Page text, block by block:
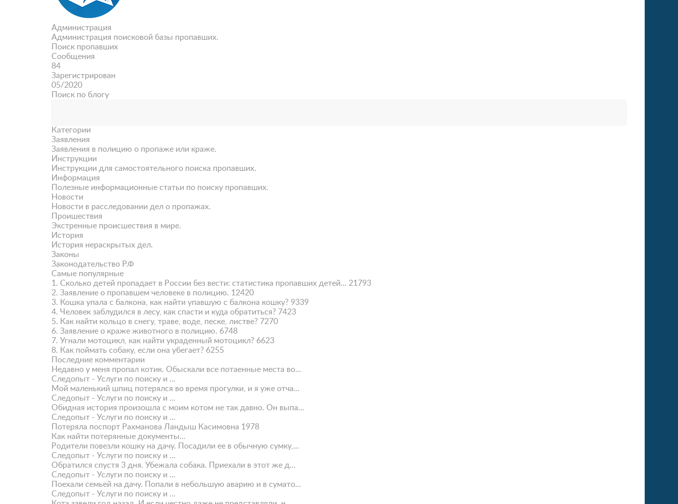
Администрация
Администрация поисковой базы пропавших.
Поиск пропавших
Сообщения
84
Зарегистрирован
05/2020
Поиск по блогу
Категории
Заявления
Заявления в полицию о пропаже или краже.
Инструкции
Инструкции для самостоятельного поиска пропавших.
Информация
Полезные информационные статьи по поиску пропавших.
Новости
Новости в расследовании дел о пропажах.
Проишествия
Экстренные происшествия в мире.
История
История нераскрытых дел.
Законы
Законодательство Р.Ф
Самые популярные
1. Сколько детей пропадает в России без вести: статистика пропавших детей... 21793
2. Заявление о пропавшем человеке в полицию. 12420
3. Кошка упала с балкона, как найти упавшую с балкона кошку? 9339
4. Человек заблудился в лесу, как спасти и куда обратиться? 7423
5. Как найти кольцо в снегу, траве, воде, песке, листве? 7270
6. Заявление о краже животного в полицию. 6748
7. Угнали мотоцикл, как найти украденный мотоцикл? 6623
8. Как поймать собаку, если она убегает? 6255
Последние комментарии
Недавно у меня пропал котик. Обыскали все потаенные места во...
Следопыт - Услуги по поиску и ...
Мой маленький шпиц потерялся во время прогулки, и я уже отча...
Следопыт - Услуги по поиску и ...
Обидная история произошла с моим котом не так давно. Он выпа...
Следопыт - Услуги по поиску и ...
Потеряла поспорт Рахманова Ландыш Касимовна 1978
Как найти потерянные документы...
Родители повезли кошку на дачу. Посадили ее в обычную сумку,...
Следопыт - Услуги по поиску и ...
Обратился спустя 3 дня. Убежала собака. Приехали в этот же д...
Следопыт - Услуги по поиску и ...
Поехали семьей на дачу. Попали в небольшую аварию и в сумато...
Следопыт - Услуги по поиску и ...